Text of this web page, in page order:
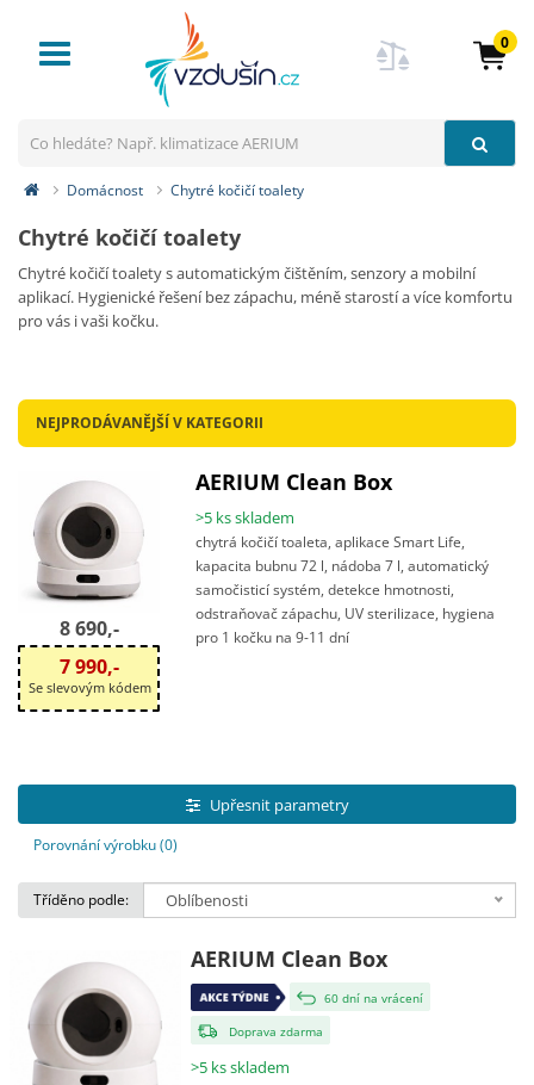
Toggle
0
Domácnost Chytré kočičí toalety
Chytré kočičí toalety
Chytré kočičí toalety s automatickým čištěním, senzory a mobilní
aplikací. Hygienické řešení bez zápachu, méně starostí a více komfortu
pro vás i vaši kočku.
NEJPRODÁVANĚJŠÍ V KATEGORII
8 690,-
7 990,-
Se slevovým kódem
AERIUM Clean Box
>5 ks skladem
chytrá kočičí toaleta, aplikace Smart Life,
kapacita bubnu 72 l, nádoba 7 l, automatický
samočisticí systém, detekce hmotnosti,
odstraňovač zápachu, UV sterilizace, hygiena
pro 1 kočku na 9-11 dní
Upřesnit parametry
Porovnání výrobku (0)
Tříděno podle: Oblíbenosti
AERIUM Clean Box
60 dní na vrácení
Doprava zdarma
>5 ks skladem